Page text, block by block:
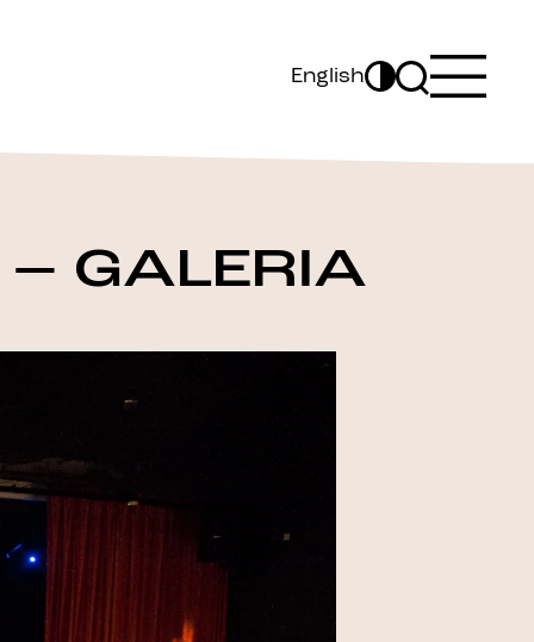
English
GALERIA